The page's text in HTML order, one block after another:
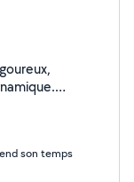
son temps